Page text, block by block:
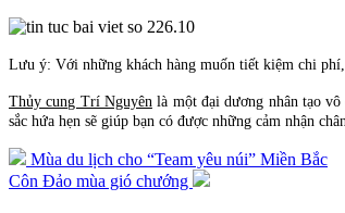
Lưu ý: Với những khách hàng muốn tiết kiệm chi phí,
Thủy cung Trí Nguyên là một đại dương nhân tạo
sắc hứa hẹn sẽ giúp bạn có được những cảm nhận
Mùa du lịch cho “Team yêu núi” Miền Bắc
Côn Đảo mùa gió chướng